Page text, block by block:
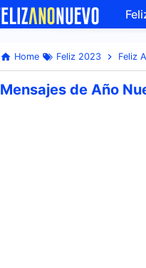
Home Feliz 2023 Feliz
Mensajes de Año